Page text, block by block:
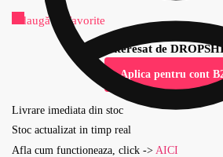
Adaugă la Favorite
Esti interesat de
Aplica pentru cont
Livrare imediata din stoc
Stoc actualizat in timp real
Afla cum functioneaza, click -> AICI